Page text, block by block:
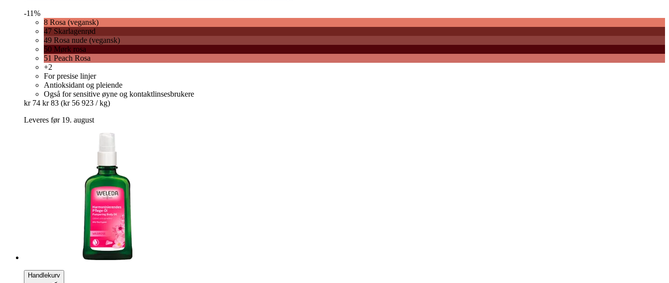
-11%
8 Rosa (vegansk)
47 Skarlagenrød
49 Rosa nude (vegansk)
50 Mørk rosa
51 Peach Rosa
+2
For presise linjer
Antioksidant og pleiende
Også for sensitive øyne og kontaktlinsesbrukere
kr 74 kr 83 (kr 56 923 / kg)
Leveres før 19. august
Handlekurv